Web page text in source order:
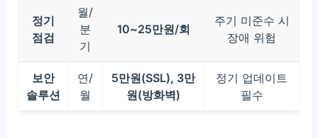
정기
점검
월/
분
기
10~25만원/회
주기 미준수 시
장애 위험
보안
솔루션
연/
월
5만원(SSL), 3만
원(방화벽)
정기 업데이트
필수